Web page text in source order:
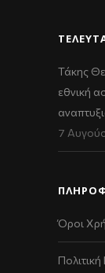
Τάκης
εθνική
7
Όροι